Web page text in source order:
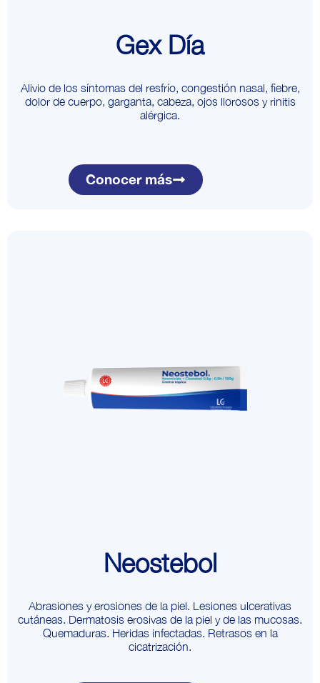
Gex Día
Alivio de los síntomas del resfrío, congestión nasal, fiebre,
dolor de cuerpo, garganta, cabeza, ojos llorosos y rinitis
alérgica.
Conocer más
Neostebol
Abrasiones y erosiones de la piel. Lesiones ulcerativas
cutáneas. Dermatosis erosivas de la piel y de las mucosas.
Quemaduras. Heridas infectadas. Retrasos en la
cicatrización.